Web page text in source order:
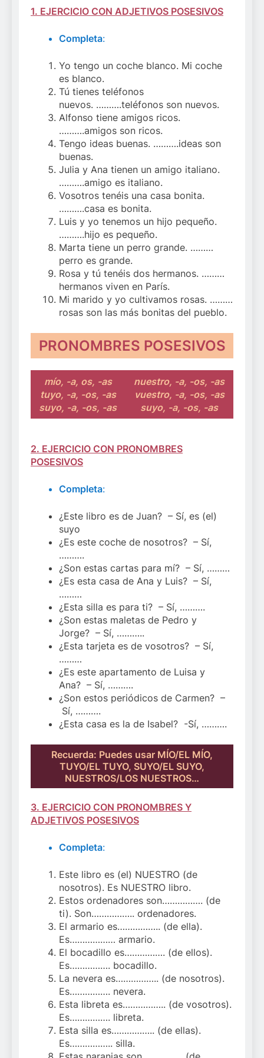
1. EJERCICIO CON ADJETIVOS POSESIVOS
Completa:
Yo tengo un coche blanco. Mi coche
es blanco.
Tú tienes teléfonos
nuevos. ……….teléfonos son nuevos.
Alfonso tiene amigos ricos.
……….amigos son ricos.
Tengo ideas buenas. ……….ideas son
buenas.
Julia y Ana tienen un amigo italiano.
……….amigo es italiano.
Vosotros tenéis una casa bonita.
……….casa es bonita.
Luis y yo tenemos un hijo pequeño.
……….hijo es pequeño.
Marta tiene un perro grande. ………
perro es grande.
Rosa y tú tenéis dos hermanos. ………
hermanos viven en París.
Mi marido y yo cultivamos rosas. ………
rosas son las más bonitas del pueblo.
PRONOMBRES POSESIVOS
mío, -a, os, -as
tuyo, -a, -os, -as
suyo, -a, -os, -as
nuestro, -a, -os, -as
vuestro, -a, -os, -as
suyo, -a, -os, -as
2. EJERCICIO CON PRONOMBRES
POSESIVOS
Completa:
¿Este libro es de Juan? – Sí, es (el)
suyo
¿Es este coche de nosotros? – Sí,
……….
¿Son estas cartas para mí? – Sí, ………
¿Es esta casa de Ana y Luis? – Sí,
………
¿Esta silla es para ti? – Sí, ……….
¿Son estas maletas de Pedro y
Jorge? – Sí, ………..
¿Esta tarjeta es de vosotros? – Sí,
………
¿Es este apartamento de Luisa y
Ana? – Sí, ……….
¿Son estos periódicos de Carmen? –
Sí, ……….
¿Esta casa es la de Isabel? -Sí, ……….
Recuerda: Puedes usar MÍO/EL MÍO,
TUYO/EL TUYO, SUYO/EL SUYO,
NUESTROS/LOS NUESTROS…
3. EJERCICIO CON PRONOMBRES Y
ADJETIVOS POSESIVOS
Completa:
Este libro es (el) NUESTRO (de
nosotros). Es NUESTRO libro.
Estos ordenadores son……………. (de
ti). Son…………….. ordenadores.
El armario es…………….. (de ella).
Es……………… armario.
El bocadillo es……………. (de ellos).
Es……………. bocadillo.
La nevera es…………….. (de nosotros).
Es……………. nevera.
Esta libreta es…………….. (de vosotros).
Es……………. libreta.
Esta silla es…………….. (de ellas).
Es…………….. silla.